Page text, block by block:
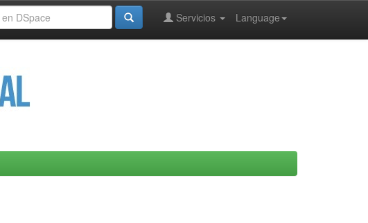
Language
Servicios